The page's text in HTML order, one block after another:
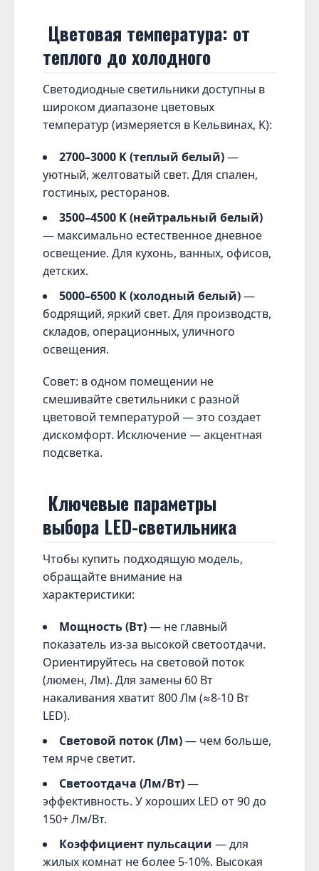
Цветовая температура: от
теплого до холодного
Светодиодные светильники доступны в
широком диапазоне цветовых
температур (измеряется в Кельвинах, K):
2700–3000 K (теплый белый)—
уютный, желтоватый свет. Для спален,
гостиных, ресторанов.
3500–4500 K (нейтральный белый)
— максимально естественное дневное
освещение. Для кухонь, ванных, офисов,
детских.
5000–6500 K (холодный белый)—
бодрящий, яркий свет. Для производств,
складов, операционных, уличного
освещения.
Совет: в одном помещении не
смешивайте светильники с разной
цветовой температурой — это создает
дискомфорт. Исключение — акцентная
подсветка.
Ключевые параметры
выбора LED-светильника
Чтобы купить подходящую модель,
обращайте внимание на
характеристики:
Мощность (Вт)— не главный
показатель из-за высокой светоотдачи.
Ориентируйтесь на световой поток
(люмен, Лм). Для замены 60 Вт
накаливания хватит 800 Лм (≈8-10 Вт
LED).
Световой поток (Лм)— чем больше,
тем ярче светит.
Светоотдача (Лм/Вт)—
эффективность. У хороших LED от 90 до
150+ Лм/Вт.
Коэффициент пульсации — для
жилых комнат не более 5-10%. Высокая